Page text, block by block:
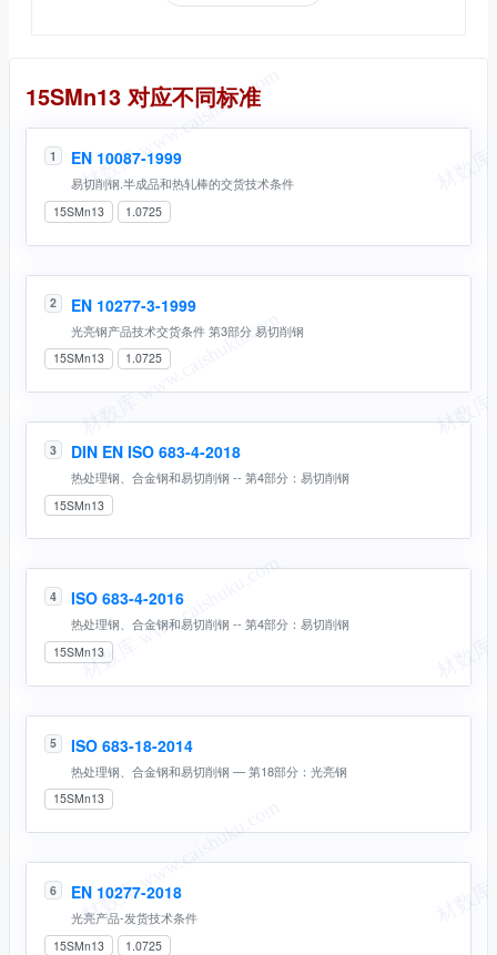
同名标准
15SMn13 对应不同标准
1 EN 10087-1999
易切削钢.半成品和热轧棒的交货技术条件
15SMn13 1.0725
2 EN 10277-3-1999
光亮钢产品技术交货条件 第3部分 易切削钢
15SMn13 1.0725
3 DIN EN ISO 683-4-2018
热处理钢、合金钢和易切削钢 -- 第4部分：易切削钢
15SMn13
4 ISO 683-4-2016
热处理钢、合金钢和易切削钢 -- 第4部分：易切削钢
15SMn13
5 ISO 683-18-2014
热处理钢、合金钢和易切削钢 — 第18部分：光亮钢
15SMn13
6 EN 10277-2018
光亮产品-发货技术条件
15SMn13 1.0725